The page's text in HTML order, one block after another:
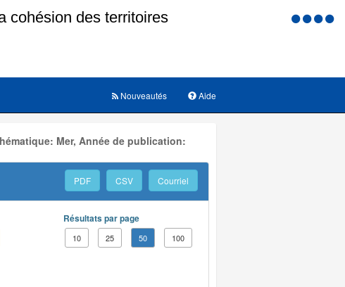
Menu
Aide
Nouveautés
Mer, Année de publication:
PDF CSV Courriel
Résultats par page
10 25 50 100